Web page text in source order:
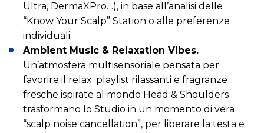
Ultra, DermaXPro…), in base all’analisi delle
“Know Your Scalp” Station o alle preferenze
individuali.
Ambient Music & Relaxation Vibes.
Un’atmosfera multisensoriale pensata per
favorire il relax: playlist rilassanti e fragranze
fresche ispirate al mondo Head & Shoulders
trasformano lo Studio in un momento di vera
“scalp noise cancellation”, per liberare la testa e